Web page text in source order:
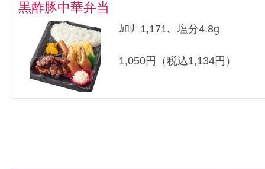
黒酢豚中華弁当
ｶﾛﾘｰ1,171、塩分4.8g
1,050円（税込1,134円）